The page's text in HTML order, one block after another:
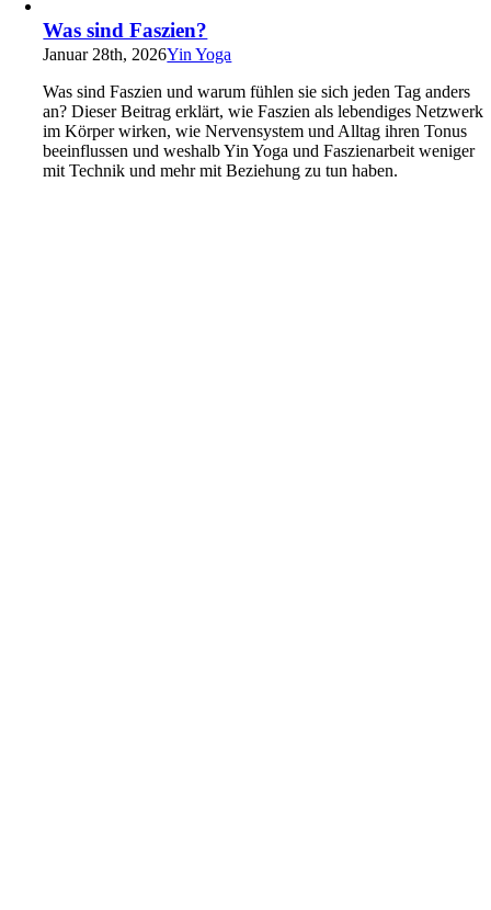
Was sind Faszien?
Januar 28th, 2026Yin Yoga
Was sind Faszien und warum fühlen sie sich jeden Tag anders
an? Dieser Beitrag erklärt, wie Faszien als lebendiges Netzwerk
im Körper wirken, wie Nervensystem und Alltag ihren Tonus
beeinflussen und weshalb Yin Yoga und Faszienarbeit weniger
mit Technik und mehr mit Beziehung zu tun haben.